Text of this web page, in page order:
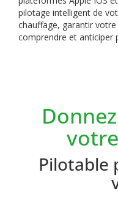
pilotage intelligent de
chauffage, garantir
comprendre et anticiper
Pilotable